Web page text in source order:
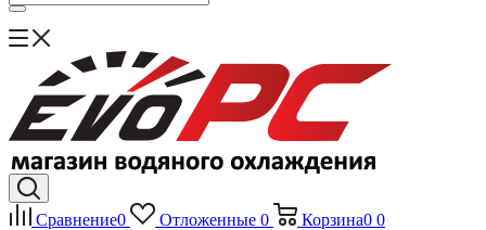
Сравнение0 Отложенные 0 Корзина0 0